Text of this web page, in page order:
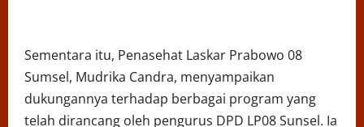
Sementara itu, Penasehat Laskar Prabowo 08
Sumsel, Mudrika Candra, menyampaikan
dukungannya terhadap berbagai program yang
telah dirancang oleh pengurus DPD LP08 Sunsel. Ia